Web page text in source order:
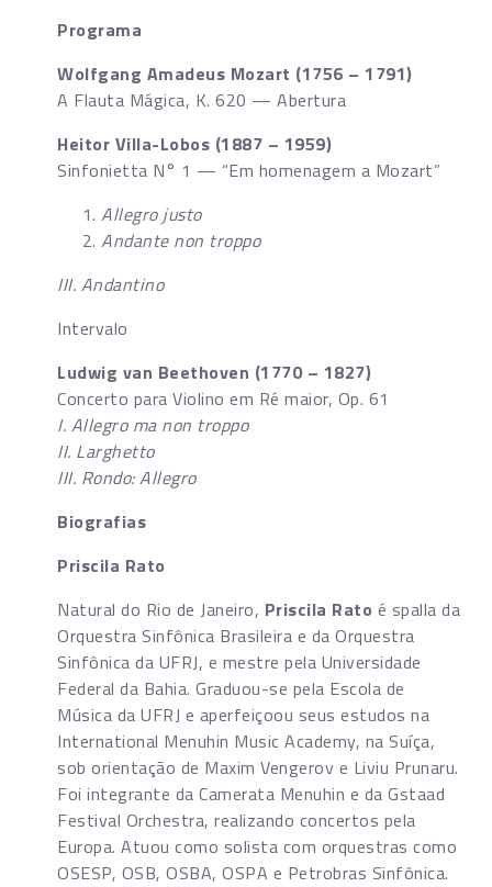
Programa
Wolfgang Amadeus Mozart (1756 – 1791)
A Flauta Mágica, K. 620 — Abertura
Heitor Villa-Lobos (1887 – 1959)
Sinfonietta N° 1 — “Em homenagem a Mozart”
Allegro justo
Andante non troppo
III. Andantino
Intervalo
Ludwig van Beethoven (1770 – 1827)
Concerto para Violino em Ré maior, Op. 61
I. Allegro ma non troppo
II. Larghetto
III. Rondo: Allegro
Biografias
Priscila Rato
Natural do Rio de Janeiro, Priscila Rato é spalla da
Orquestra Sinfônica Brasileira e da Orquestra
Sinfônica da UFRJ, e mestre pela Universidade
Federal da Bahia. Graduou-se pela Escola de
Música da UFRJ e aperfeiçoou seus estudos na
International Menuhin Music Academy, na Suíça,
sob orientação de Maxim Vengerov e Liviu Prunaru.
Foi integrante da Camerata Menuhin e da Gstaad
Festival Orchestra, realizando concertos pela
Europa. Atuou como solista com orquestras como
OSESP, OSB, OSBA, OSPA e Petrobras Sinfônica.